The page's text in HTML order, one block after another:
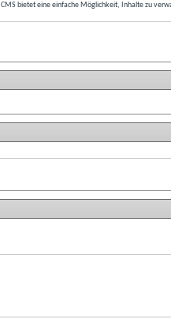
bietet eine einfache Möglichkeit, Inhalte zu